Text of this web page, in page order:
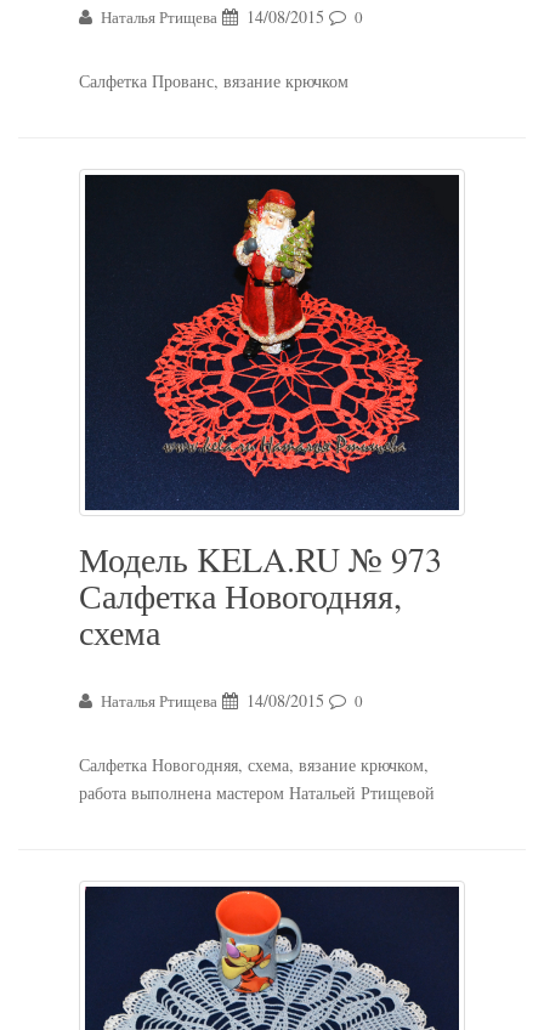
Наталья Ртищева 14/08/2015 0
Салфетка Прованс, вязание крючком
Модель KELA.RU № 973
Салфетка Новогодняя,
схема
Наталья Ртищева 14/08/2015 0
Салфетка Новогодняя, схема, вязание крючком,
работа выполнена мастером Натальей Ртищевой